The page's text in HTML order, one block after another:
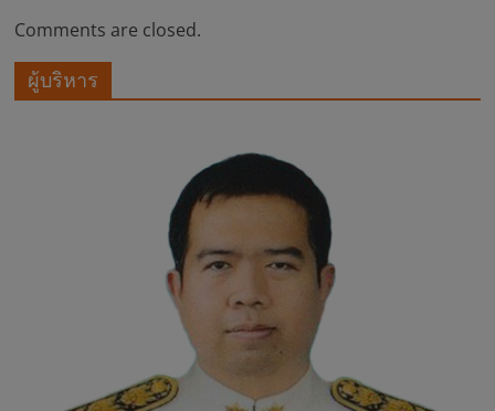
า
ช
Comments are closed.
ผู้บริหาร